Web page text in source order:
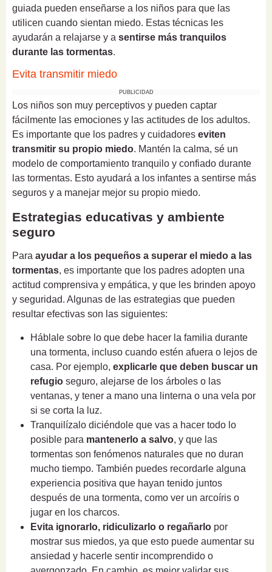
guiada pueden enseñarse a los niños para que las
utilicen cuando sientan miedo. Estas técnicas les
ayudarán a relajarse y a sentirse más tranquilos
durante las tormentas.
Evita transmitir miedo
PUBLICIDAD
Los niños son muy perceptivos y pueden captar
fácilmente las emociones y las actitudes de los adultos.
Es importante que los padres y cuidadores eviten
transmitir su propio miedo. Mantén la calma, sé un
modelo de comportamiento tranquilo y confiado durante
las tormentas. Esto ayudará a los infantes a sentirse más
seguros y a manejar mejor su propio miedo.
Estrategias educativas y ambiente
seguro
Para ayudar a los pequeños a superar el miedo a las
tormentas, es importante que los padres adopten una
actitud comprensiva y empática, y que les brinden apoyo
y seguridad. Algunas de las estrategias que pueden
resultar efectivas son las siguientes:
Háblale sobre lo que debe hacer la familia durante
una tormenta, incluso cuando estén afuera o lejos de
casa. Por ejemplo, explicarle que deben buscar un
refugio seguro, alejarse de los árboles o las
ventanas, y tener a mano una linterna o una vela por
si se corta la luz.
Tranquilízalo diciéndole que vas a hacer todo lo
posible para mantenerlo a salvo, y que las
tormentas son fenómenos naturales que no duran
mucho tiempo. También puedes recordarle alguna
experiencia positiva que hayan tenido juntos
después de una tormenta, como ver un arcoíris o
jugar en los charcos.
Evita ignorarlo, ridiculizarlo o regañarlo por
mostrar sus miedos, ya que esto puede aumentar su
ansiedad y hacerle sentir incomprendido o